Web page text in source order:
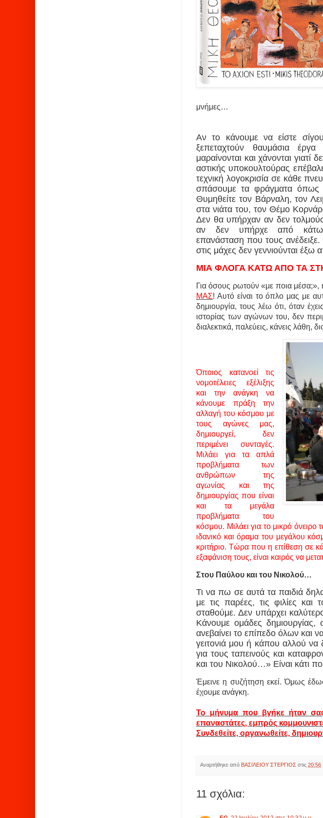
μνήμες…
Αν το κάνουμε να είστε
ξεπεταχτούν θαυμάσια
μαραίνονται και χάνονται γιατί
αστικής υποκουλτούρας
τεχνική λογοκρισία σε κάθε
σπάσουμε τα φράγματα όπως
Θυμηθείτε τον Βάρναλη, τον
στα νιάτα του, τον Θέμο
Δεν θα υπήρχαν αν δεν
αν δεν υπήρχε από κάτω
επανάσταση που τους ανέδειξε.
στις μάχες δεν γεννιούνται έξω
ΜΙΑ ΦΛΟΓΑ ΚΑΤΩ ΑΠΟ ΤΑ
Για όσους ρωτούν «με ποια μέσα;»,
ΜΑΣ! Αυτό είναι το όπλο μας με
δημιουργία, τους λέω ότι, όταν
ιστορίας των αγώνων του, δεν
διαλεκτικά, παλεύεις, κάνεις λάθη,
Όποιος κατανοεί τις
νομοτέλειες εξέλιξης
και την ανάγκη να
κάνουμε πράξη την
αλλαγή του κόσμου με
τους αγώνες μας,
δημιουργεί, δεν
περιμένει συνταγές.
Μιλάει για τα απλά
προβλήματα των
ανθρώπων της
αγωνίας και της
δημιουργίας που είναι
και τα μεγάλα
προβλήματα του
κόσμου. Μιλάει για το μικρό
ιδανικό και όραμα του μεγάλου
κριτήριο. Τώρα που η επίθεση σε
εξαφάνιση τους, είναι καιρός να
Στου Παύλου και του Νικολού…
Τι να πω σε αυτά τα παιδιά
με τις παρέες, τις φιλίες και
σταθούμε. Δεν υπάρχει
Κάνουμε ομάδες δημιουργίας,
ανεβαίνει το επίπεδο όλων και
γειτονιά μου ή κάπου αλλού να
για τους ταπεινούς και
και του Νικολού…» Είναι κάτι
Έμεινε η συζήτηση εκεί. Όμως
έχουμε ανάγκη.
Το μήνυμα που βγήκε ήταν
επαναστάτες, εμπρός
Συνδεθείτε, οργανωθείτε,
Αναρτήθηκε από ΒΑΣΙΛΕΙΟΥ ΣΤΕΡΓΙΟΣ στις 20:56
11 σχόλια: